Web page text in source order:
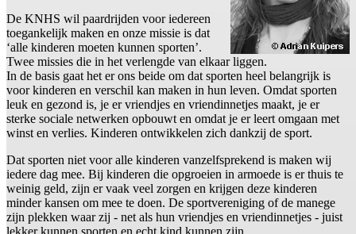
De KNHS wil paardrijden voor iedereen
toegankelijk maken en onze missie is dat
‘alle kinderen moeten kunnen sporten’.
Twee missies die in het verlengde van elkaar liggen.
In de basis gaat het er ons beide om dat sporten heel belangrijk is
voor kinderen en verschil kan maken in hun leven. Omdat sporten
leuk en gezond is, je er vriendjes en vriendinnetjes maakt, je er
sterke sociale netwerken opbouwt en omdat je er leert omgaan met
winst en verlies. Kinderen ontwikkelen zich dankzij de sport.
Dat sporten niet voor alle kinderen vanzelfsprekend is maken wij
iedere dag mee. Bij kinderen die opgroeien in armoede is er thuis te
weinig geld, zijn er vaak veel zorgen en krijgen deze kinderen
minder kansen om mee te doen. De sportvereniging of de manege
zijn plekken waar zij - net als hun vriendjes en vriendinnetjes - juist